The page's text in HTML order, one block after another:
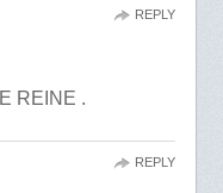
REINE .
REPLY
REPLY